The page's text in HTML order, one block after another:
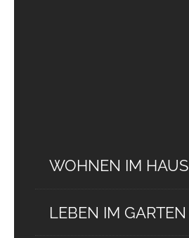
WOHNEN IM HAUS
LEBEN IM GARTEN